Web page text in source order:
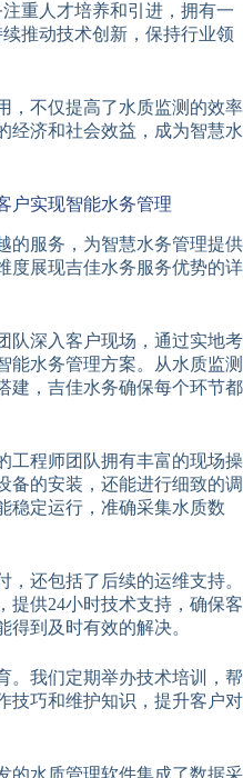
注重人才培养和引进，拥有一
推动技术创新，保持行业领
，不仅提高了水质监测的效率
经济和社会效益，成为智慧水
户实现智能水务管理
的服务，为智慧水务管理提供
度展现吉佳水务服务优势的详
队深入客户现场，通过实地考
能水务管理方案。从水质监测
建，吉佳水务确保每个环节都
工程师团队拥有丰富的现场操
备的安装，还能进行细致的调
稳定运行，准确采集水质数
还包括了后续的运维支持。
提供24小时技术支持，确保客
得到及时有效的解决。
。我们定期举办技术培训，帮
技巧和维护知识，提升客户对
的水质管理软件集成了数据采